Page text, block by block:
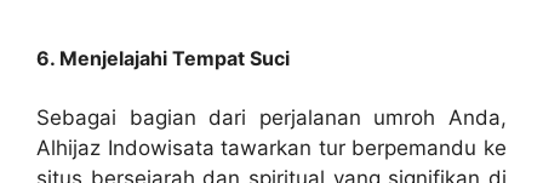
6. Menjelajahi Tempat Suci
Sebagai bagian dari perjalanan umroh Anda,
Alhijaz Indowisata tawarkan tur berpemandu ke
situs bersejarah dan spiritual yang signifikan di